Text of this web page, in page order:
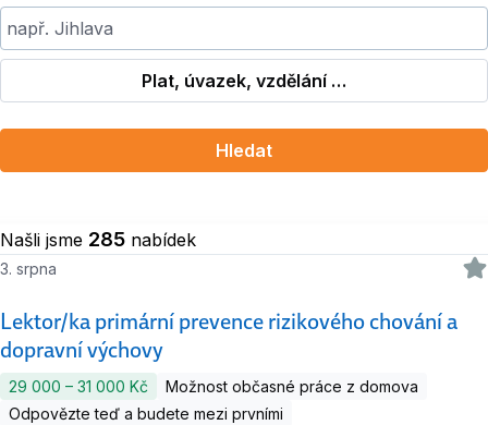
např. Jihlava
Plat, úvazek, vzdělání …
Hledat
Našli jsme 285 nabídek
Lektor/ka primární prevence rizikového chování a
dopravní výchovy
3. srpna
29 000 ‍–‍ 31 000 Kč
Možnost občasné práce z domova
Odpovězte teď a budete mezi prvními